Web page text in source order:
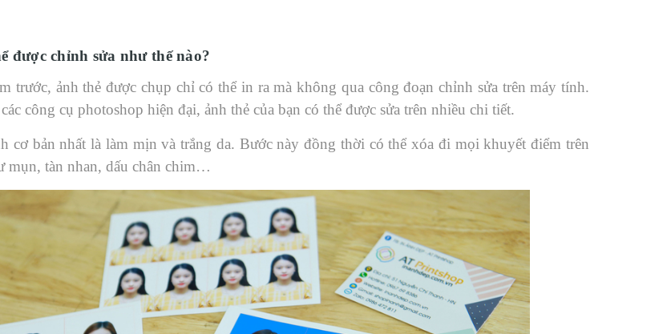
được chỉnh sửa như thế nào?
trước, ảnh thẻ được chụp chỉ có thể in ra mà không qua công đoạn chỉnh sửa trên máy tính.
công cụ photoshop hiện đại, ảnh thẻ của bạn có thể được sửa trên nhiều chi tiết.
cơ bản nhất là làm mịn và trắng da. Bước này đồng thời có thể xóa đi mọi khuyết điểm trên
mụn, tàn nhan, dấu chân chim…